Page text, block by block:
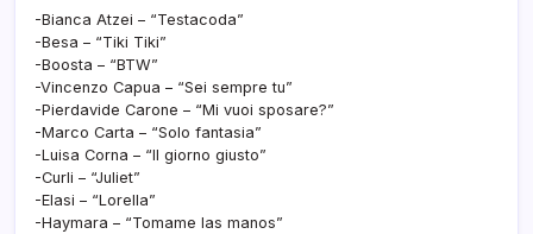
-Bianca Atzei – “Testacoda”
-Besa – “Tiki Tiki”
-Boosta – “BTW”
-Vincenzo Capua – “Sei sempre tu”
-Pierdavide Carone – “Mi vuoi sposare?”
-Marco Carta – “Solo fantasia”
-Luisa Corna – “Il giorno giusto”
-Curli – “Juliet”
-Elasi – “Lorella”
-Haymara – “Tomame las manos”